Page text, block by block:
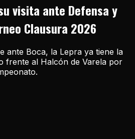
visita ante Defensa y
Clausura 2026
ante Boca, la Lepra ya tiene la
frente al Halcón de Varela por